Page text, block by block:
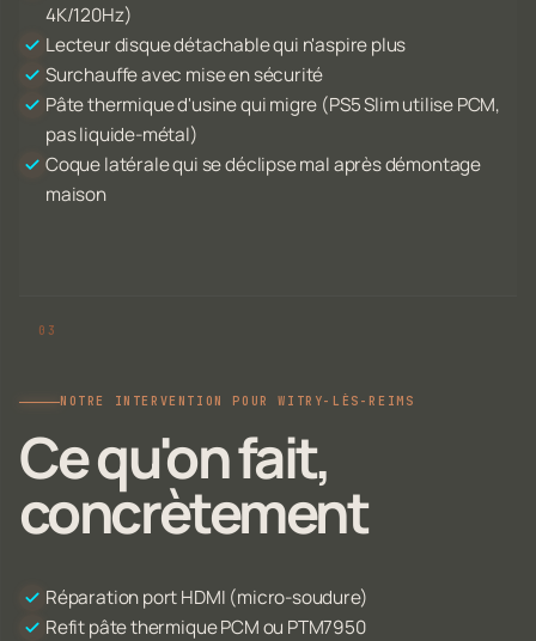
4K/120Hz)
Lecteur disque détachable qui n'aspire plus
Surchauffe avec mise en sécurité
Pâte thermique d'usine qui migre (PS5 Slim utilise PCM,
pas liquide-métal)
Coque latérale qui se déclipse mal après démontage
maison
NOTRE INTERVENTION POUR WITRY-LÈS-REIMS
Ce qu'on fait,
concrètement
Réparation port HDMI (micro-soudure)
Refit pâte thermique PCM ou PTM7950